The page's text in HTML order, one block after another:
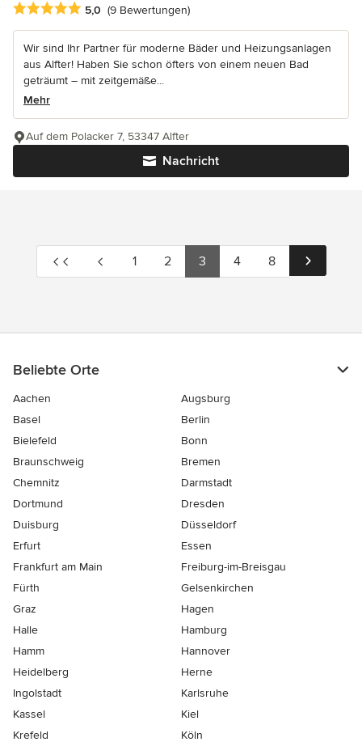
Durchschnittliche Bewertung: 5 von 5 Sternen
5,0 (9 Bewertungen)
Wir sind Ihr Partner für moderne Bäder und Heizungsanlagen
aus Alfter! Haben Sie schon öfters von einem neuen Bad
geträumt – mit zeitgemäße...
Mehr
Nachricht
Auf dem Polacker 7, 53347 Alfter
1 2 3 4 8
Beliebte Orte
Aachen
Augsburg
Basel
Berlin
Bielefeld
Bonn
Braunschweig
Bremen
Chemnitz
Darmstadt
Dortmund
Dresden
Duisburg
Düsseldorf
Erfurt
Essen
Frankfurt am Main
Freiburg-im-Breisgau
Fürth
Gelsenkirchen
Graz
Hagen
Halle
Hamburg
Hamm
Hannover
Heidelberg
Herne
Ingolstadt
Karlsruhe
Kassel
Kiel
Krefeld
Köln